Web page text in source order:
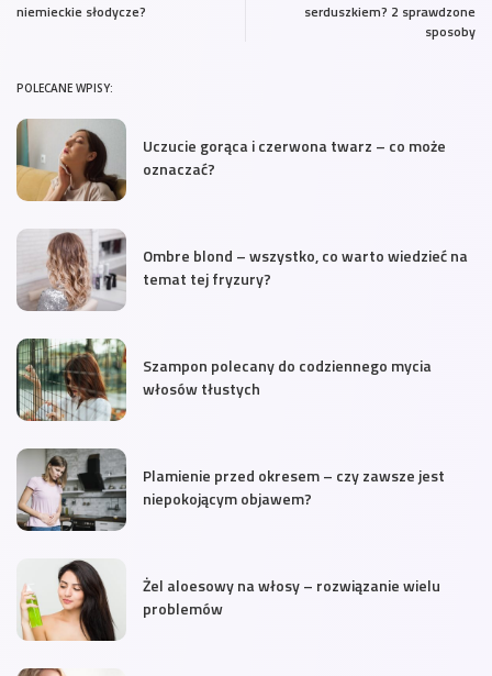
niemieckie słodycze?
serduszkiem? 2 sprawdzone
sposoby
POLECANE WPISY:
Uczucie gorąca i czerwona twarz – co może
oznaczać?
Ombre blond – wszystko, co warto wiedzieć na
temat tej fryzury?
Szampon polecany do codziennego mycia
włosów tłustych
Plamienie przed okresem – czy zawsze jest
niepokojącym objawem?
Żel aloesowy na włosy – rozwiązanie wielu
problemów